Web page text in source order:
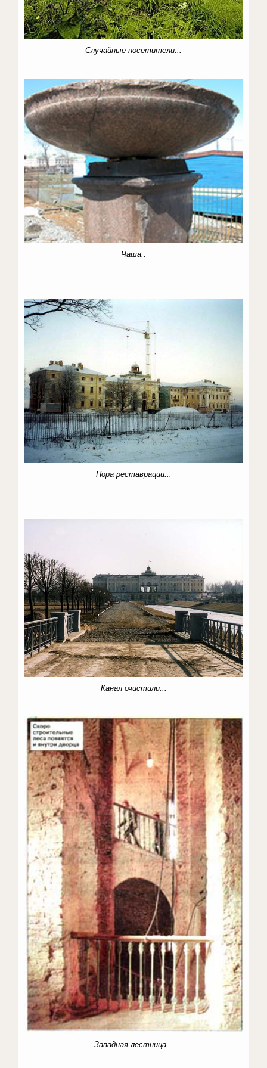
Случайные посетители...
Чаша..
Пора реставрации...
Канал очистили...
Западная лестница...